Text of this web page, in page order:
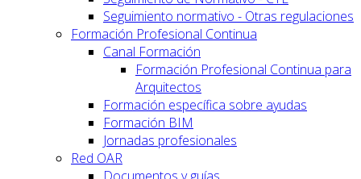
Seguimiento normativo - Otras regulaciones
Formación Profesional Continua
Canal Formación
Formación Profesional Continua para
Arquitectos
Formación específica sobre ayudas
Formación BIM
Jornadas profesionales
Red OAR